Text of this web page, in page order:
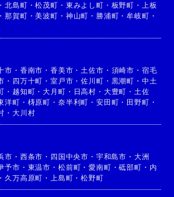
・北島町 ・松茂町 ・ 東みよし町 ・ 板野町 ・
上板
・那賀町 ・美波町 ・ 神山町 ・ 勝浦町 ・牟岐町 ・
市 ・ 香南市 ・香美市 ・ 土佐市 ・ 須崎市 ・ 宿毛
・ 四万十町 ・室戸市 ・佐川町 ・ 黒潮町 ・ 中土
・ 越知町 ・大月町 ・ 日高村 ・ 大豊町 ・ 土佐
洋町 ・ 梼原町 ・ 奈半利町 ・ 安田町 ・ 田野町 ・
・大川村
市 ・ 西条市 ・ 四国中央市 ・ 宇和島市 ・ 大洲
予市 ・ 東温市 ・ 松前町 ・愛南町 ・砥部町 ・ 内
・ 久万高原町 ・ 上島町 ・松野町